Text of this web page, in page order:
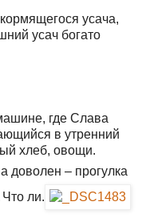
усача,
усач богато
где Слава
в утренний
хлеб, овощи.
доволен – прогулка
ли.